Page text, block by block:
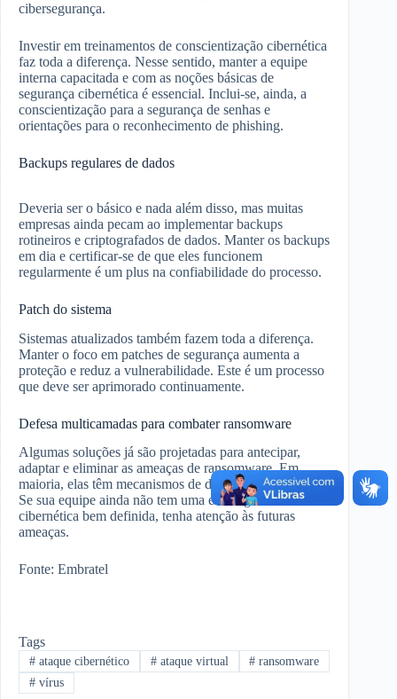
cibersegurança.
Investir em treinamentos de conscientização cibernética
faz toda a diferença. Nesse sentido, manter a equipe
interna capacitada e com as noções básicas de
segurança cibernética é essencial. Inclui-se, ainda, a
conscientização para a segurança de senhas e
orientações para o reconhecimento de phishing.
Backups regulares de dados
Deveria ser o básico e nada além disso, mas muitas
empresas ainda pecam ao implementar backups
rotineiros e criptografados de dados. Manter os backups
em dia e certificar-se de que eles funcionem
regularmente é um plus na confiabilidade do processo.
Patch do sistema
Sistemas atualizados também fazem toda a diferença.
Manter o foco em patches de segurança aumenta a
proteção e reduz a vulnerabilidade. Este é um processo
que deve ser aprimorado continuamente.
Defesa multicamadas para combater ransomware
Algumas soluções já são projetadas para antecipar,
adaptar e eliminar as ameaças de ransomware. Em
maioria, elas têm mecanismos de defesa multicamadas.
Se sua equipe ainda não tem uma estratégia de defesa
cibernética bem definida, tenha atenção às futuras
ameaças.
Fonte: Embratel
Tags
#ataque cibernético #ataque virtual # ransomware
#vírus